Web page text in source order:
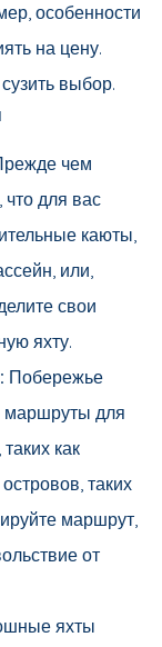
особенности
на цену.
выбор.
чем
для вас
каюты,
или,
свои
яхту.
Побережье
маршруты для
как
таких
маршрут,
от
яхты